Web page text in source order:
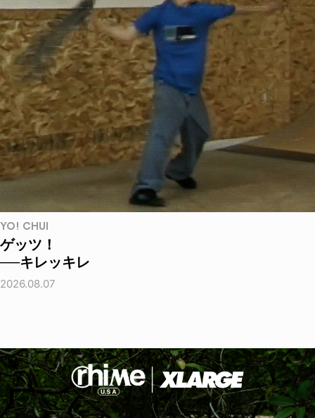
YO! CHUI
ゲッツ！
──キレッキレ
2026.08.07